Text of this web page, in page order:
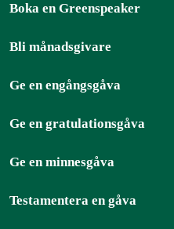
Boka en Greenspeaker
Bli månadsgivare
Ge en engångsgåva
Ge en gratulationsgåva
Ge en minnesgåva
Testamentera en gåva